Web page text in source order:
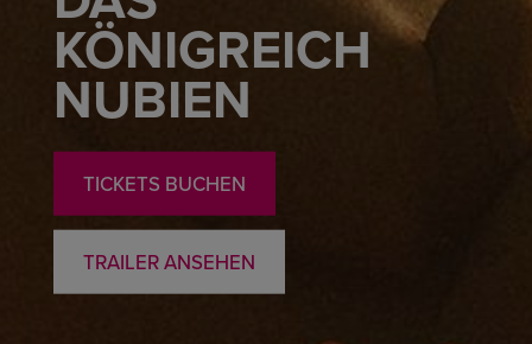
KÖNIGREICH
NUBIEN
TICKETS BUCHEN
TRAILER ANSEHEN